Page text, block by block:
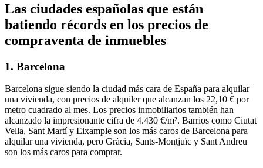
Las ciudades españolas que están
batiendo récords en los precios de
compraventa de inmuebles
1. Barcelona
Barcelona sigue siendo la ciudad más cara de España para alquilar
una vivienda, con precios de alquiler que alcanzan los 22,10 € por
metro cuadrado al mes. Los precios inmobiliarios también han
alcanzado la impresionante cifra de 4.430 €/m². Barrios como Ciutat
Vella, Sant Martí y Eixample son los más caros de Barcelona para
alquilar una vivienda, pero Gràcia, Sants-Montjuïc y Sant Andreu
son los más caros para comprar.